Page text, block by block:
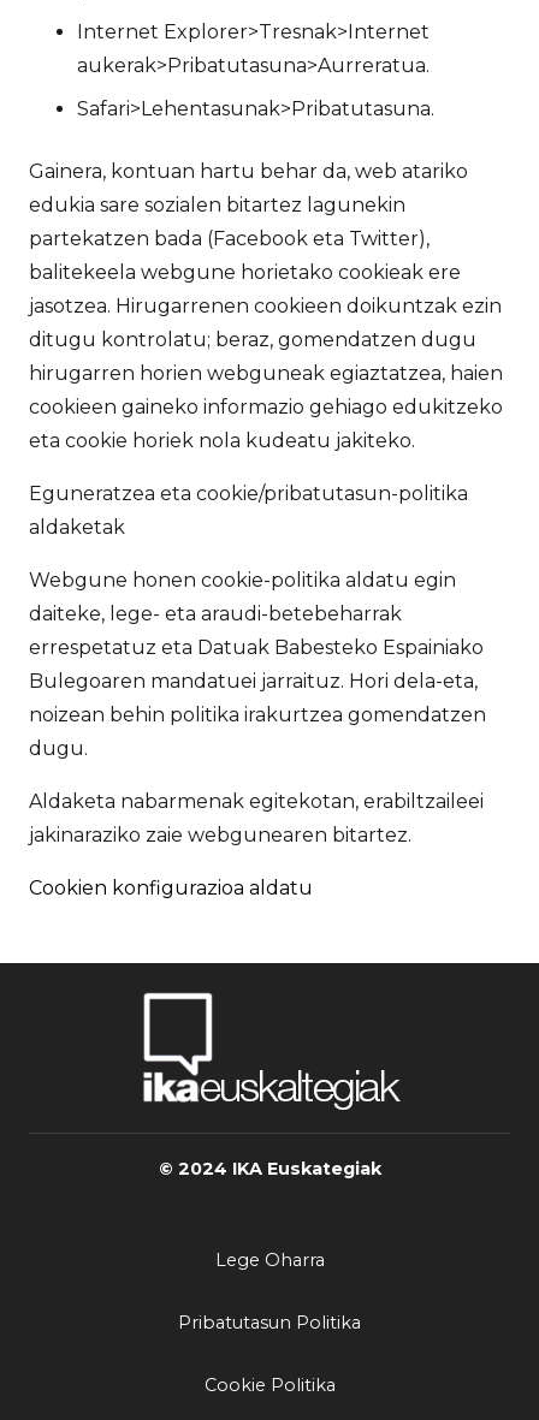
Internet Explorer>Tresnak>Internet
aukerak>Pribatutasuna>Aurreratua.
Safari>Lehentasunak>Pribatutasuna.
Gainera, kontuan hartu behar da, web atariko
edukia sare sozialen bitartez lagunekin
partekatzen bada (Facebook eta Twitter),
balitekeela webgune horietako cookieak ere
jasotzea. Hirugarrenen cookieen doikuntzak ezin
ditugu kontrolatu; beraz, gomendatzen dugu
hirugarren horien webguneak egiaztatzea, haien
cookieen gaineko informazio gehiago edukitzeko
eta cookie horiek nola kudeatu jakiteko.
Eguneratzea eta cookie/pribatutasun-politika
aldaketak
Webgune honen cookie-politika aldatu egin
daiteke, lege- eta araudi-betebeharrak
errespetatuz eta Datuak Babesteko Espainiako
Bulegoaren mandatuei jarraituz. Hori dela-eta,
noizean behin politika irakurtzea gomendatzen
dugu.
Aldaketa nabarmenak egitekotan, erabiltzaileei
jakinaraziko zaie webgunearen bitartez.
Cookien konfigurazioa aldatu
© 2024 IKA Euskategiak
Lege Oharra
Pribatutasun Politika
Cookie Politika